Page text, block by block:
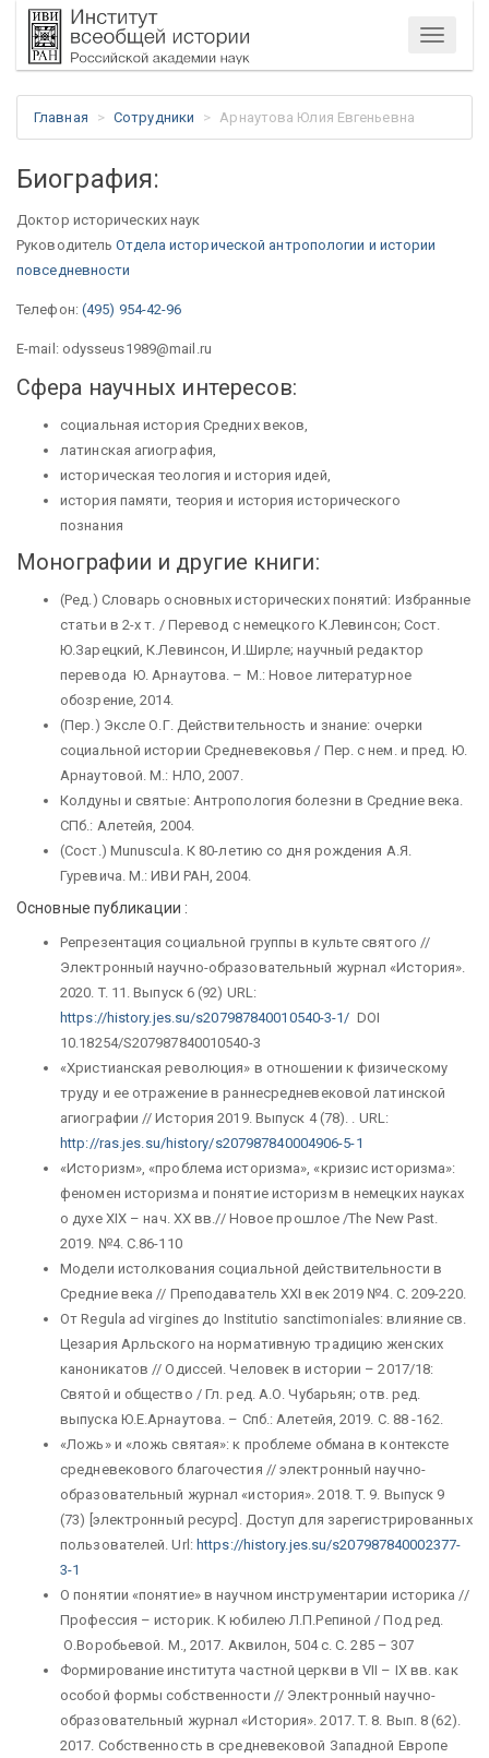
Меню
Главная Сотрудники Арнаутова Юлия Евгеньевна
Биография:
Доктор исторических наук
РуководительОтдела исторической антропологии и истории
повседневности
Телефон: (495) 954-42-96
E-mail: odysseus1989@mail.ru
Сфера научных интересов:
социальная история Средних веков,
латинская агиография,
историческая теология и история идей,
история памяти, теория и история исторического
познания
Монографии и другие книги:
(Ред.) Cловарь основных исторических понятий: Избранные
статьи в 2-х т. / Перевод с немецкого К.Левинсон; Сост.
Ю.Зарецкий, К.Левинсон, И.Ширле; научный редактор
перевода Ю. Арнаутова. – М.: Новое литературное
обозрение, 2014.
(Пер.) Эксле О.Г. Действительность и знание: очерки
социальной истории Средневековья / Пер. с нем. и пред. Ю.
Арнаутовой. М.: НЛО, 2007.
Колдуны и святые: Антропология болезни в Средние века.
СПб.: Алетейя, 2004.
(Сост.) Munuscula. К 80-летию со дня рождения А.Я.
Гуревича. М.: ИВИ РАН, 2004.
Основные публикации :
Репрезентация социальной группы в культе святого //
Электронный научно-образовательный журнал «История».
2020. T. 11. Выпуск 6 (92) URL:
https://history.jes.su/s207987840010540-3-1/ DOI
10.18254/S207987840010540-3
«Христианская революция» в отношении к физическому
труду и ее отражение в раннесредневековой латинской
агиографии // История 2019. Выпуск 4 (78). . URL:
http://ras.jes.su/history/s207987840004906-5-1
«Историзм», «проблема историзма», «кризис историзма»:
феномен историзма и понятие историзм в немецких науках
о духе XIX – нач. XX вв.// Новое прошлое /The New Past.
2019. №4. С.86-110
Модели истолкования социальной действительности в
Средние века // Преподаватель XXI век 2019 №4. С. 209-220.
От Regula ad virgines до Institutio sanctimoniales: влияние св.
Цезария Арльского на нормативную традицию женских
каноникатов // Одиссей. Человек в истории – 2017/18:
Святой и общество / Гл. ред. А.О. Чубарьян; отв. ред.
выпуска Ю.Е.Арнаутова. – Спб.: Алетейя, 2019. С. 88 -162.
«Ложь» и «ложь святая»: к проблеме обмана в контексте
средневекового благочестия // электронный научно-
образовательный журнал «история». 2018. T. 9. Выпуск 9
(73) [электронный ресурс]. Доступ для зарегистрированных
пользователей. Url: https://history.jes.su/s207987840002377-
3-1
О понятии «понятие» в научном инструментарии историка //
Профессия – историк. К юбилею Л.П.Репиной / Под ред.
О.Воробьевой. М., 2017. Аквилон, 504 с. С. 285 – 307
Формирование института частной церкви в VII – IX вв. как
особой формы собственности // Электронный научно-
образовательный журнал «История». 2017. T. 8. Вып. 8 (62).
2017. Собственность в средневековой Западной Европе